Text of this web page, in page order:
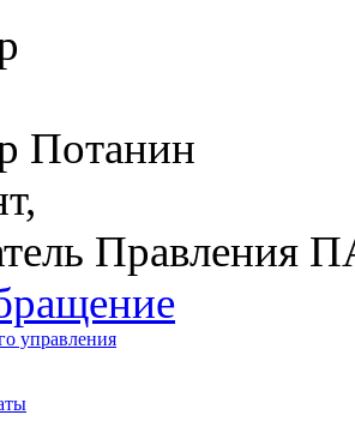
Потанин
Правления
управления